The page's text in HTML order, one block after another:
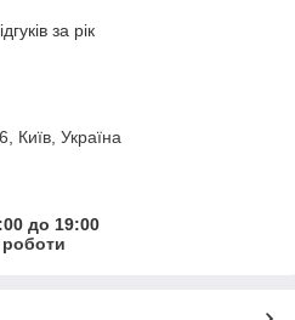
за рік
Київ, Україна
до 19:00
роботи